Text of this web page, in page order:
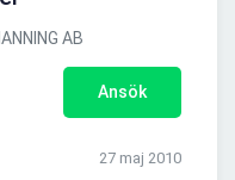
AB
Ansök
27 maj 2010